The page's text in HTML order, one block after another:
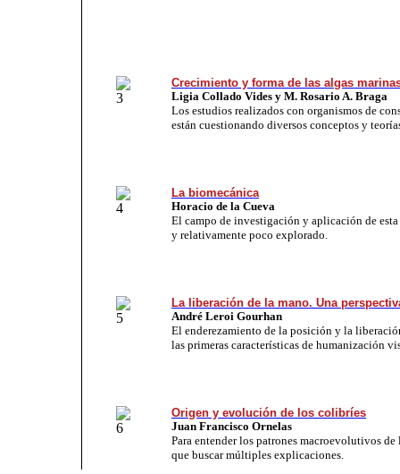
Crecimiento y forma de las algas
Ligia Collado Vides y M. Rosario A. Braga
Los estudios realizados con organismos de
están cuestionando diversos conceptos y
La biomecánica
Horacio de la Cueva
El campo de investigación y aplicación de
y relativamente poco explorado.
La liberación de la mano. Una
André Leroi Gourhan
El enderezamiento de la posición y la
las primeras características de humanización
Origen y evolución de los colibríes
Juan Francisco Ornelas
Para entender los patrones macroevolutivos
que buscar múltiples explicaciones.